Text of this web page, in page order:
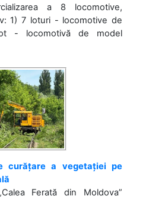
a 8 locomotive,
1) 7 loturi - locomotive de
- locomotivă de model
curățare a vegetației pe
Ferată din Moldova”